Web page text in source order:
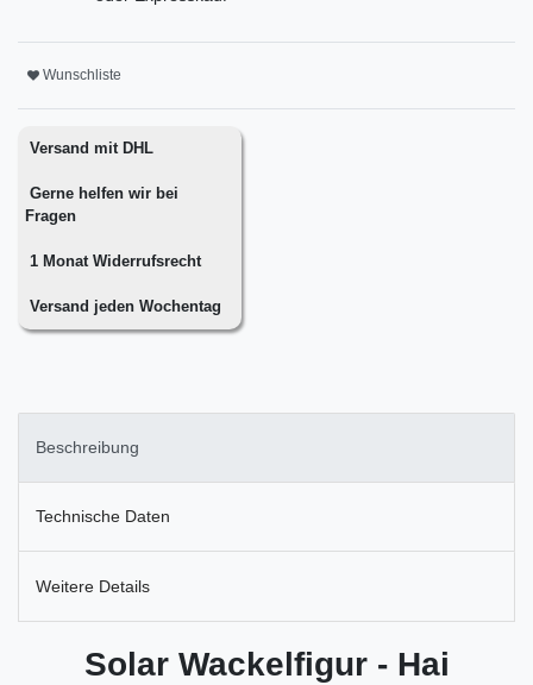
Wunschliste
Versand mit DHL
Gerne helfen wir bei
Fragen
1 Monat Widerrufsrecht
Versand jeden Wochentag
Beschreibung
Technische Daten
Weitere Details
Solar Wackelfigur - Hai